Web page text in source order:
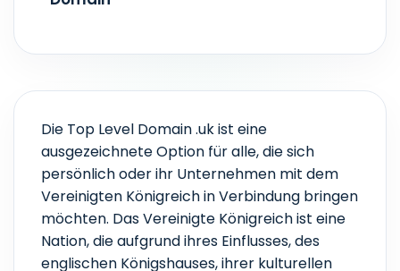
Die Top Level Domain .uk ist eine
ausgezeichnete Option für alle, die sich
persönlich oder ihr Unternehmen mit dem
Vereinigten Königreich in Verbindung bringen
möchten. Das Vereinigte Königreich ist eine
Nation, die aufgrund ihres Einflusses, des
englischen Königshauses, ihrer kulturellen